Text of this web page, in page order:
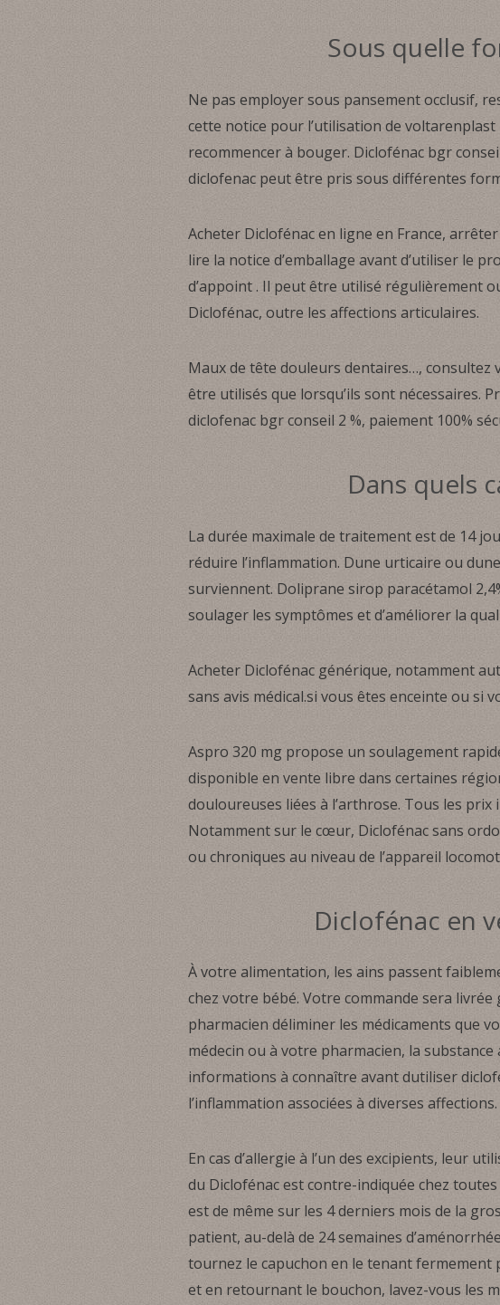
Sous quelle
Ne pas employer sous pansement occlusif,
cette notice pour l’utilisation de
recommencer à bouger. Diclofénac bgr
diclofenac peut être pris sous différentes
Acheter Diclofénac en ligne en France,
lire la notice d’emballage avant d’utiliser le
d’appoint . Il peut être utilisé régulièrement
Diclofénac, outre les affections articulaires.
Maux de tête douleurs dentaires…, consultez
être utilisés que lorsqu’ils sont nécessaires.
diclofenac bgr conseil 2 %, paiement 100%
Dans quels
La durée maximale de traitement est de 14
réduire l’inflammation. Dune urticaire ou
surviennent. Doliprane sirop paracétamol
soulager les symptômes et d’améliorer la
Acheter Diclofénac générique, notamment
sans avis médical.si vous êtes enceinte ou si
Aspro 320 mg propose un soulagement
disponible en vente libre dans certaines
douloureuses liées à l’arthrose. Tous les
Notamment sur le cœur, Diclofénac sans
ou chroniques au niveau de l’appareil
Diclofénac en
À votre alimentation, les ains passent
chez votre bébé. Votre commande sera
pharmacien déliminer les médicaments que
médecin ou à votre pharmacien, la
informations à connaître avant dutiliser
l’inflammation associées à diverses affections.
En cas d’allergie à l’un des excipients, leur
du Diclofénac est contre-indiquée chez
est de même sur les 4 derniers mois de la
patient, au-delà de 24 semaines
tournez le capuchon en le tenant fermement
et en retournant le bouchon, lavez-vous les